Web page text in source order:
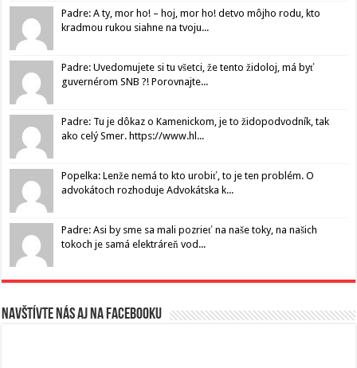
Padre: A ty, mor ho! – hoj, mor ho! detvo môjho rodu, kto
kradmou rukou siahne na tvoju...
Padre: Uvedomujete si tu všetci, že tento židoloj, má byť
guvernérom SNB ?! Porovnajte...
Padre: Tu je dôkaz o Kamenickom, je to židopodvodník, tak
ako celý Smer. https://www.hl...
Popelka: Lenže nemá to kto urobiť, to je ten problém. O
advokátoch rozhoduje Advokátska k...
Padre: Asi by sme sa mali pozrieť na naše toky, na našich
tokoch je samá elektráreň vod...
Navštívte nás aj na Facebooku